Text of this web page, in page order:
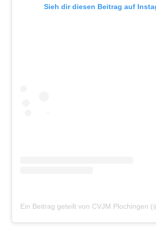
Sieh dir diesen Beitrag auf